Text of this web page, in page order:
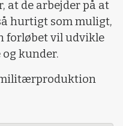
at de arbejder på at
hurtigt som muligt,
forløbet vil udvikle
kunder.